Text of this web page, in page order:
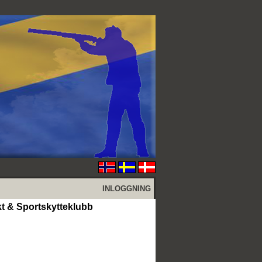
INLOGGNING
& Sportskytteklubb